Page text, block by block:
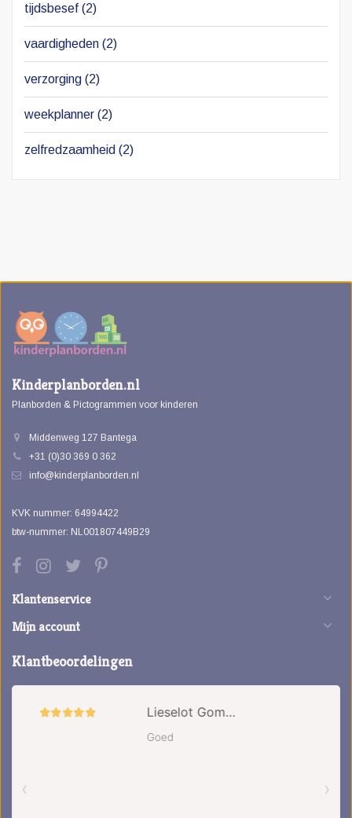
tijdsbesef (2)
vaardigheden (2)
verzorging (2)
weekplanner (2)
zelfredzaamheid (2)
Kinderplanborden.nl
Planborden & Pictogrammen voor kinderen
Middenweg 127 Bantega
+31 (0)30 369 0 362
info@kinderplanborden.nl
KVK nummer: 64994422
btw-nummer: NL001807449B29
Klantenservice
Mijn account
Klantbeoordelingen